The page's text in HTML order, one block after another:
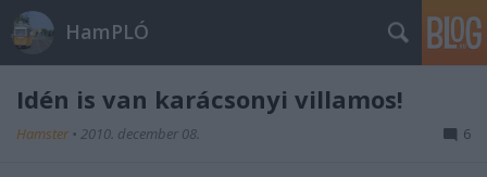
HamPLÓ
Idén is van karácsonyi villamos!
Hamster • 2010. december 08. 6